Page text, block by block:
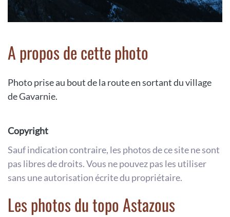
A propos de cette photo
Photo prise au bout de la route en sortant du village
de Gavarnie.
Copyright
Sauf indication contraire, les photos de ce site ne sont
pas libres de droits. Vous ne pouvez pas les utiliser
sans une autorisation écrite du propriétaire.
Les photos du topo Astazous